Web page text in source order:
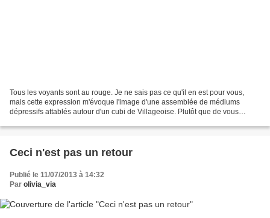
Tous les voyants sont au rouge. Je ne sais pas ce qu'il en est pour vous,
mais cette expression m'évoque l'image d'une assemblée de médiums
dépressifs attablés autour d'un cubi de Villageoise. Plutôt que de vous
Ceci n'est pas un retour
Publié le 11/07/2013 à 14:32
Par olivia_via